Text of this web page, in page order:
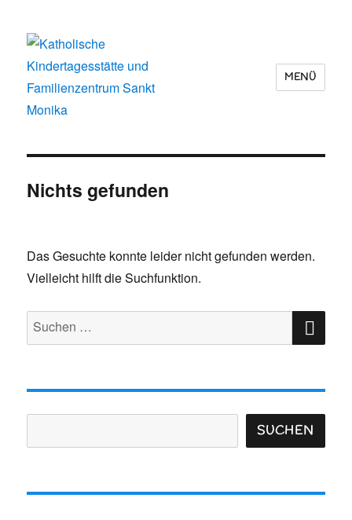
Familienzentrum Sankt Monika
MENÜ
Nichts gefunden
Das Gesuchte konnte leider nicht gefunden werden.
Vielleicht hilft die Suchfunktion.
Suchen
nach:
SUCHEN